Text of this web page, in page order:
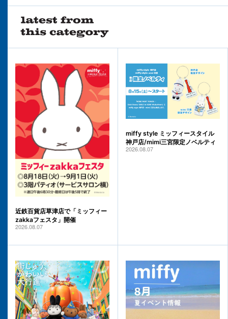
近鉄百貨店草津店で「ミッフィー
zakkaフェスタ」開催
2026.08.07
miffy style ミッフィースタイル
神戸店/mimi三宮限定ノベルティ
2026.08.07